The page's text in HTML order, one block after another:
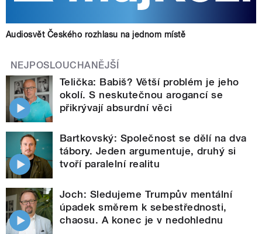
Audiosvět Českého rozhlasu na jednom místě
NEJPOSLOUCHANĚJŠÍ
Telička: Babiš? Větší problém je jeho
okolí. S neskutečnou arogancí se
přikrývají absurdní věci
Bartkovský: Společnost se dělí na dva
tábory. Jeden argumentuje, druhý si
tvoří paralelní realitu
Joch: Sledujeme Trumpův mentální
úpadek směrem k sebestřednosti,
chaosu. A konec je v nedohlednu